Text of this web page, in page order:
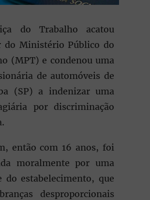
do Trabalho acatou
do Ministério Público do
(MPT) e condenou uma
de automóveis de
(SP) a indenizar uma
por discriminação
então com 16 anos, foi
moralmente por uma
do estabelecimento, que
desproporcionais